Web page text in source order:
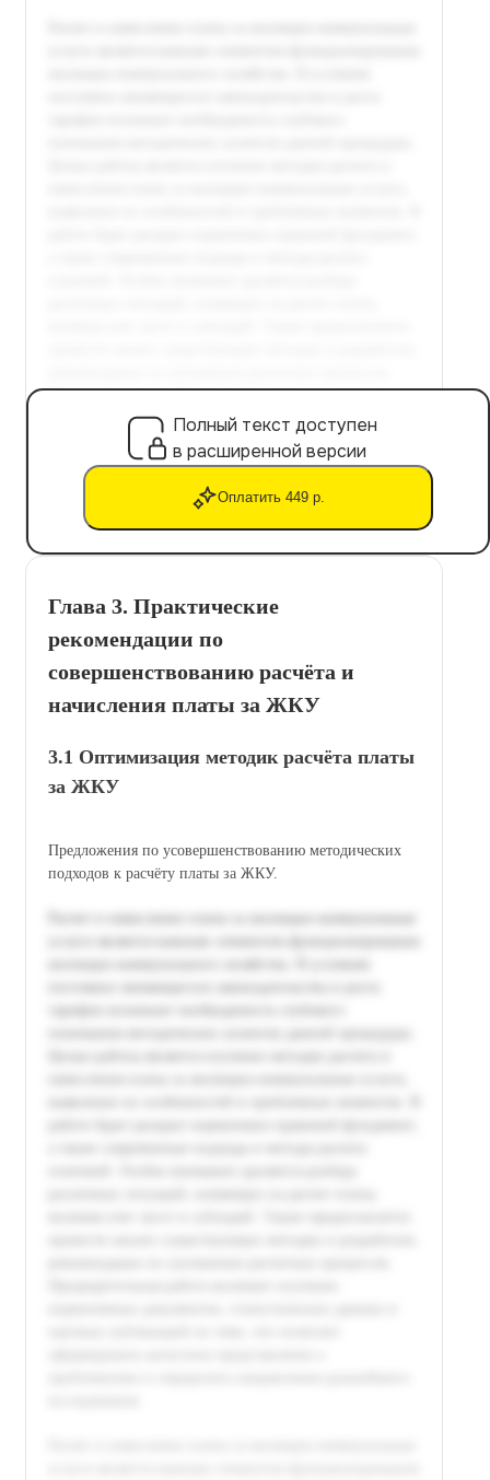
Полный текст доступен
в расширенной версии
Оплатить 449 р.
Глава 3. Практические
рекомендации по
совершенствованию расчёта и
начисления платы за ЖКУ
3.1 Оптимизация методик расчёта платы
за ЖКУ
Предложения по усовершенствованию методических
подходов к расчёту платы за ЖКУ.